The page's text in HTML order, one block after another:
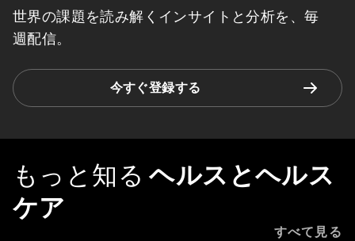
世界の課題を読み解くインサイトと分析を、毎
週配信。
今すぐ登録する
もっと知る ヘルスとヘルス
ケア
すべて見る